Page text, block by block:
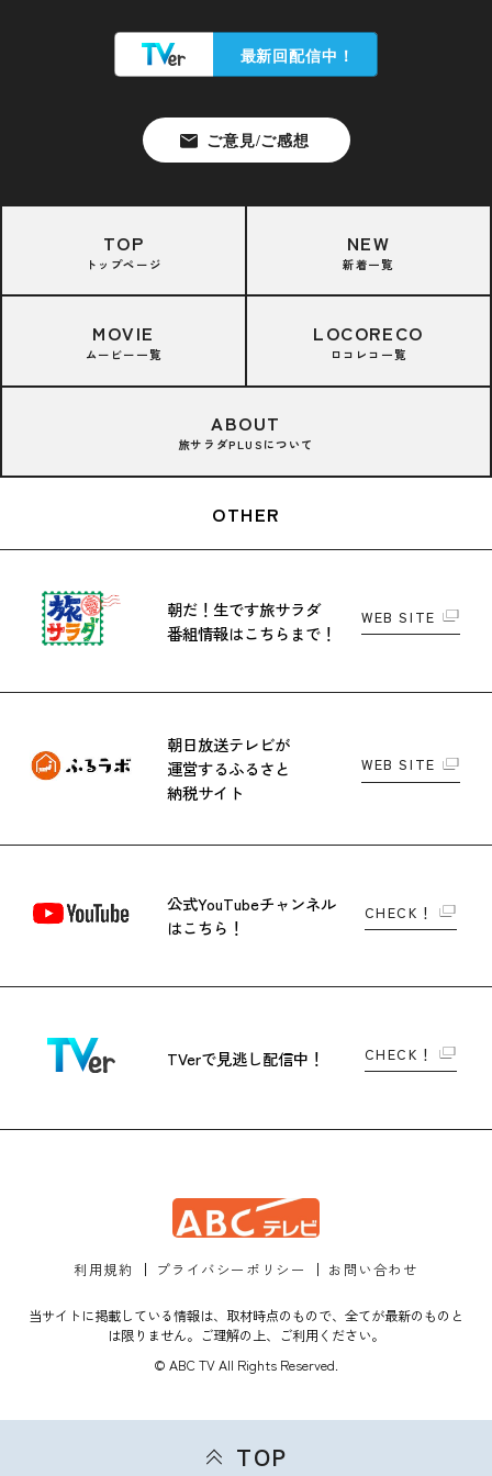
TOP
トップページ
NEW
新着一覧
MOVIE
ムービー一覧
LOCORECO
ロコレコ一覧
ABOUT
旅サラダPLUSについて
OTHER
朝だ！生です旅サラダ
番組情報はこちらまで！
WEB SITE
朝日放送テレビが
運営するふるさと
納税サイト
WEB SITE
公式YouTubeチャンネル
はこちら！
CHECK！
TVerで見逃し配信中！ CHECK！
利用規約 プライバシーポリシー お問い合わせ
当サイトに掲載している情報は、取材時点のもので、全てが最新のものと
は限りません。ご理解の上、ご利用ください。
© ABC TV All Rights Reserved.
TOP